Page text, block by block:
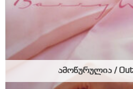
ამოწურულია /